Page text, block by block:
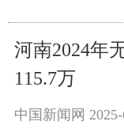
河南2024年
115.7万
中国新闻网